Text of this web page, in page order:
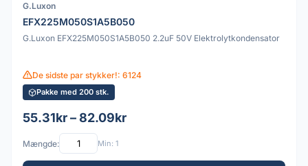
G.Luxon
EFX225M050S1A5B050
G.Luxon EFX225M050S1A5B050 2.2uF 50V Elektrolytkondensator
De sidste par stykker!: 6124
Pakke med 200 stk.
55.31kr – 82.09kr
Mængde: Min: 1